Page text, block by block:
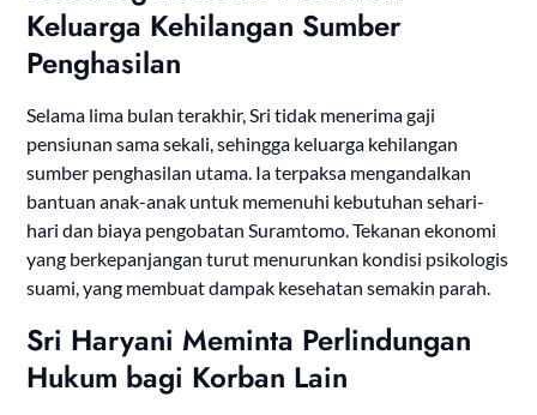
Keluarga Kehilangan Sumber
Penghasilan
Selama lima bulan terakhir, Sri tidak menerima gaji
pensiunan sama sekali, sehingga keluarga kehilangan
sumber penghasilan utama. Ia terpaksa mengandalkan
bantuan anak-anak untuk memenuhi kebutuhan sehari-
hari dan biaya pengobatan Suramtomo. Tekanan ekonomi
yang berkepanjangan turut menurunkan kondisi psikologis
suami, yang membuat dampak kesehatan semakin parah.
Sri Haryani Meminta Perlindungan
Hukum bagi Korban Lain